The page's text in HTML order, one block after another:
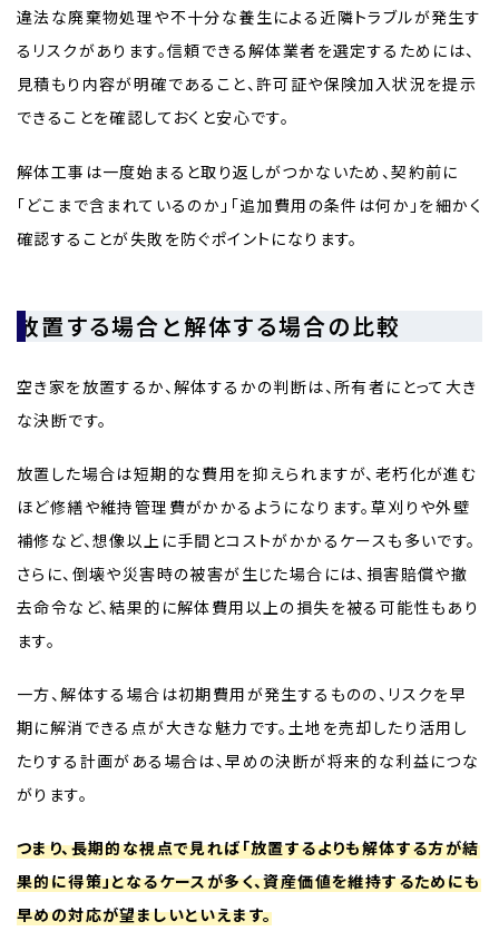
違法な廃棄物処理や不十分な養生による近隣トラブルが発生す
るリスクがあります。信頼できる解体業者を選定するためには、
見積もり内容が明確であること、許可証や保険加入状況を提示
できることを確認しておくと安心です。
解体工事は一度始まると取り返しがつかないため、契約前に
「どこまで含まれているのか」「追加費用の条件は何か」を細かく
確認することが失敗を防ぐポイントになります。
放置する場合と解体する場合の比較
空き家を放置するか、解体するかの判断は、所有者にとって大き
な決断です。
放置した場合は短期的な費用を抑えられますが、老朽化が進む
ほど修繕や維持管理費がかかるようになります。草刈りや外壁
補修など、想像以上に手間とコストがかかるケースも多いです。
さらに、倒壊や災害時の被害が生じた場合には、損害賠償や撤
去命令など、結果的に解体費用以上の損失を被る可能性もあり
ます。
一方、解体する場合は初期費用が発生するものの、リスクを早
期に解消できる点が大きな魅力です。土地を売却したり活用し
たりする計画がある場合は、早めの決断が将来的な利益につな
がります。
つまり、長期的な視点で見れば「放置するよりも解体する方が結
果的に得策」となるケースが多く、資産価値を維持するためにも
早めの対応が望ましいといえます。